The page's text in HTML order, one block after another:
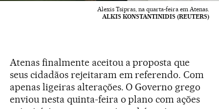
Alexis Tsipras, na quarta-feira em Atenas.
ALKIS KONSTANTINIDIS (REUTERS)
Atenas finalmente aceitou a proposta que
seus cidadãos rejeitaram em referendo. Com
apenas ligeiras alterações. O Governo grego
enviou nesta quinta-feira o plano com ações